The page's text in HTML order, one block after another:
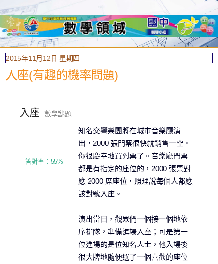
2015年11月12日 星期四
入座(有趣的機率問題)
入座 數學謎題
答對率：55%
知名交響樂團將在城市音樂廳演
出，2000 張門票很快就銷售一空。
你很慶幸地買到票了。音樂廳門票
都是有指定的座位的，2000 張票對
應 2000 席座位，照理說每個人都應
該對號入座。
演出當日，觀眾們一個接一個地依
序排隊，準備進場入座；可是第一
位進場的是位知名人士，他入場後
很大牌地隨便選了一個喜歡的座位